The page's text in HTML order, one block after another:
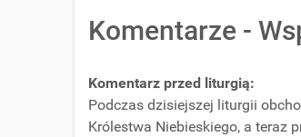
Komentarze -
Komentarz przed liturgią:
Podczas dzisiejszej liturgii
Królestwa Niebieskiego, a teraz